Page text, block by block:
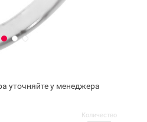
уточняйте у менеджера
Количество